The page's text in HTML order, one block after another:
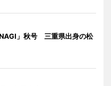
」秋号 三重県出身の松